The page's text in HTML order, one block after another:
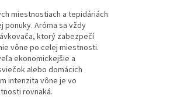
miestnostiach a tepidáriách
ponuky. Aróma sa vždy
ktorý zabezpečí
vône po celej miestnosti.
ekonomickejšie a
alebo domácich
intenzita vône je vo
rovnaká.